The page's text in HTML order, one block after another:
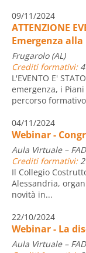
09/11/2024
ATTENZIONE
Emergenza
Frugarolo (AL)
Crediti formativi:4
L'EVENTO E'
emergenza, i
percorso
04/11/2024
Webinar -
Aula Virtuale –
Crediti formativi:2
Il Collegio
Alessandria,
novità in...
22/10/2024
Webinar - La
Aula Virtuale –